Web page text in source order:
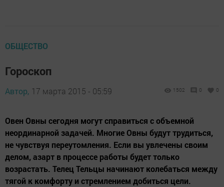
ОБЩЕСТВО
Гороскоп
Автор, 17 марта 2015 - 05:59 1502 0 0
Овен Овны сегодня могут справиться с объемной
неординарной задачей. Многие Овны будут трудиться,
не чувствуя переутомления. Если вы увлечены своим
делом, азарт в процессе работы будет только
возрастать. Телец Тельцы начинают колебаться между
тягой к комфорту и стремлением добиться цели.